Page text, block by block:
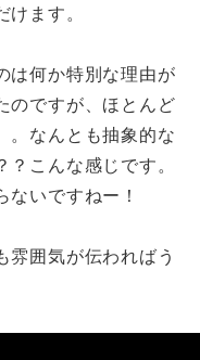
ます。
は何か特別な理由が
のですが、ほとんど
。なんとも抽象的な
こんな感じです。
ないですねー！
雰囲気が伝わればう